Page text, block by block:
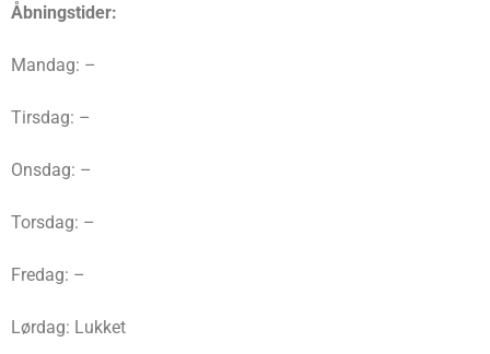
Åbningstider:
Mandag: –
Tirsdag: –
Onsdag: –
Torsdag: –
Fredag: –
Lørdag: Lukket